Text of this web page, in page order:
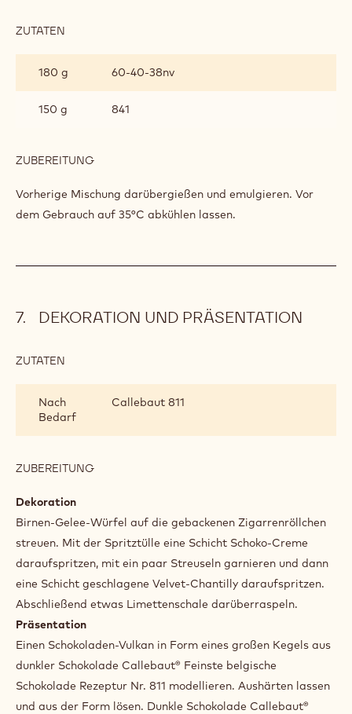
ZUTATEN
SCHOKOLADENSAUCE
180 g 60-40-38nv
150 g 841
ZUBEREITUNG
MIT
SCHOKOLADENSAUCE
Vorherige Mischung darübergießen und emulgieren. Vor
dem Gebrauch auf 35°C abkühlen lassen.
DEKORATION UND PRÄSENTATION
ZUTATEN
PRÄSENTATION
Nach
Bedarf
Callebaut 811
ZUBEREITUNG
Dekoration
Birnen-Gelee-Würfel auf die gebackenen Zigarrenröllchen
streuen. Mit der Spritztülle eine Schicht Schoko-Creme
daraufspritzen, mit ein paar Streuseln garnieren und dann
eine Schicht geschlagene Velvet-Chantilly daraufspritzen.
Abschließend etwas Limettenschale darüberraspeln.
Präsentation
Einen Schokoladen-Vulkan in Form eines großen Kegels aus
dunkler Schokolade Callebaut® Feinste belgische
Schokolade Rezeptur Nr. 811 modellieren. Aushärten lassen
und aus der Form lösen. Dunkle Schokolade Callebaut®